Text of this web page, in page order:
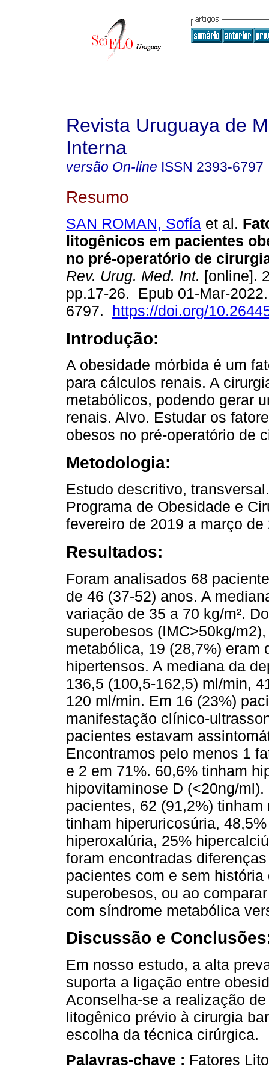
Revista Uruguaya de
Interna
versão On-line ISSN 2393-6797
Resumo
SAN ROMAN, Sofía et al.
litogênicos em pacientes
no pré-operatório de
Rev. Urug. Med. Int. [online].
pp.17-26. Epub 01-Mar-
6797. https://doi.org/
Introdução:
A obesidade mórbida é um
para cálculos renais. A
metabólicos, podendo gerar
renais. Alvo. Estudar os
obesos no pré-operatório de
Metodologia:
Estudo descritivo,
Programa de Obesidade e
fevereiro de 2019 a março de
Resultados:
Foram analisados ​​68
de 46 (37-52) anos. A
variação de 35 a 70 kg/m².
superobesos (IMC>50kg/
metabólica, 19 (28,7%) eram
hipertensos. A mediana da
136,5 (100,5-162,5) ml/min,
120 ml/min. Em 16 (23%)
manifestação clínico-
pacientes estavam
Encontramos pelo menos 1
e 2 em 71%. 60,6% tinham
hipovitaminose D (<20ng/
pacientes, 62 (91,2%)
tinham hiperuricosúria,
hiperoxalúria, 25%
foram encontradas
pacientes com e sem
superobesos, ou ao
com síndrome metabólica
Discussão e
Em nosso estudo, a alta
suporta a ligação entre
Aconselha-se a realização
litogênico prévio à cirurgia
escolha da técnica cirúrgica.
Palavras-chave : Fatores